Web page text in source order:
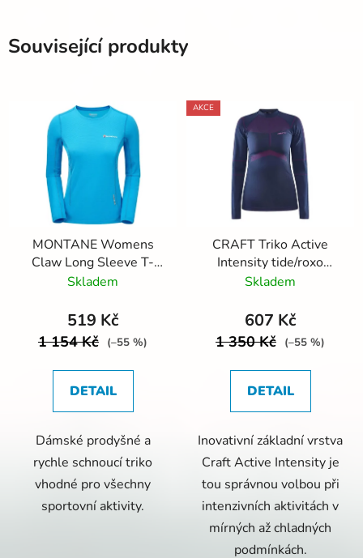
Související produkty
MONTANE Womens
Claw Long Sleeve T-
Shirt Blue
Skladem
519 Kč
1 154 Kč (–55 %)
DETAIL
Dámské prodyšné a
rychle schnoucí triko
vhodné pro všechny
sportovní aktivity.
AKCE
CRAFT Triko Active
Intensity tide/roxo
1907937
Skladem
607 Kč
1 350 Kč (–55 %)
DETAIL
Inovativní základní vrstva
Craft Active Intensity je
tou správnou volbou při
intenzivních aktivitách v
mírných až chladných
podmínkách.